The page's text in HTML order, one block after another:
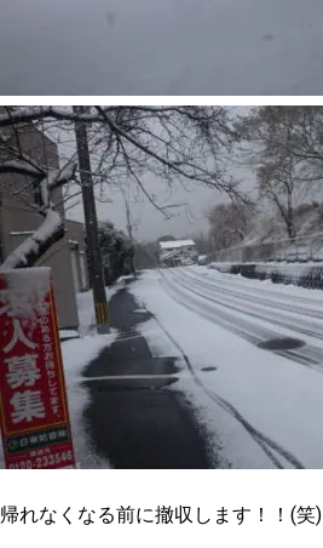
帰れなくなる前に撤収します！！(笑)